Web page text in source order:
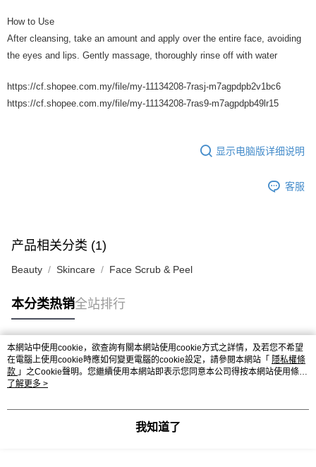
How to Use
After cleansing, take an amount and apply over the entire face, avoiding
the eyes and lips. Gently massage, thoroughly rinse off with water
https://cf.shopee.com.my/file/my-11134208-7rasj-m7agpdpb2v1bc6
https://cf.shopee.com.my/file/my-11134208-7ras9-m7agpdpb49lr15
显示电脑版详细说明
客服
产品相关分类 (1)
Beauty Skincare Face Scrub & Peel
本分类热销全站排行
热门标签
热销排行
本網站中使用cookie，欲查詢有關本網站使用cookie方式之詳情，及若您不希望
在電腦上使用cookie時應如何變更電腦的cookie設定，請參閱本網站「 隱私權條
款 」之Cookie聲明。您繼續使用本網站即表示您同意本公司得按本網站使用條款
之Cookie聲明使用cookie。
了解更多 >
我知道了